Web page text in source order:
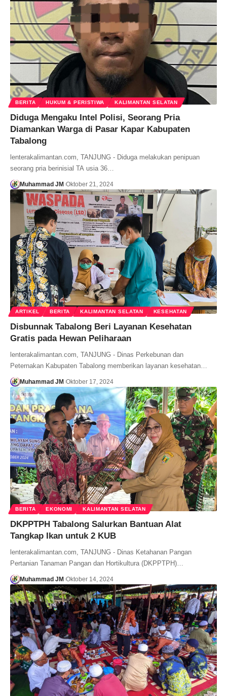
BERITA HUKUM & PERISTIWA KALIMANTAN SELATAN
Diduga Mengaku Intel Polisi, Seorang Pria
Diamankan Warga di Pasar Kapar Kabupaten
Tabalong
lenterakalimantan.com, TANJUNG - Diduga melakukan penipuan
seorang pria berinisial TA usia 36…
Muhammad JM Oktober 21, 2024
ARTIKEL BERITA KALIMANTAN SELATAN KESEHATAN
Disbunnak Tabalong Beri Layanan Kesehatan
Gratis pada Hewan Peliharaan
lenterakalimantan.com, TANJUNG - Dinas Perkebunan dan
Peternakan Kabupaten Tabalong memberikan layanan kesehatan…
Muhammad JM Oktober 17, 2024
BERITA EKONOMI KALIMANTAN SELATAN
DKPPTPH Tabalong Salurkan Bantuan Alat
Tangkap Ikan untuk 2 KUB
lenterakalimantan.com, TANJUNG - Dinas Ketahanan Pangan
Pertanian Tanaman Pangan dan Hortikultura (DKPPTPH)…
Muhammad JM Oktober 14, 2024